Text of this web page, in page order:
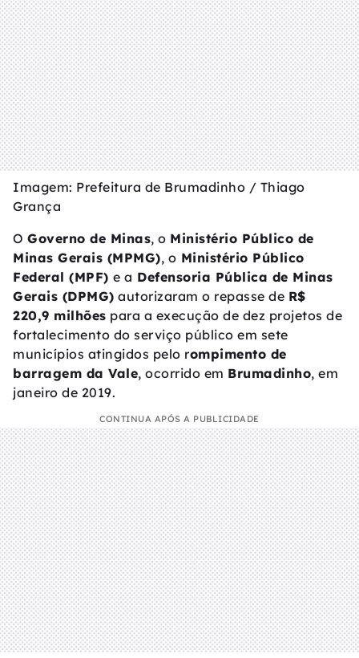
Imagem: Prefeitura de Brumadinho / Thiago
Grança
O Governo de Minas, o Ministério Público de
Minas Gerais (MPMG), o Ministério Público
Federal (MPF) e a Defensoria Pública de Minas
Gerais (DPMG) autorizaram o repasse de R$
220,9 milhões para a execução de dez projetos de
fortalecimento do serviço público em sete
municípios atingidos pelo rompimento de
barragem da Vale, ocorrido em Brumadinho, em
janeiro de 2019.
CONTINUA APÓS A PUBLICIDADE